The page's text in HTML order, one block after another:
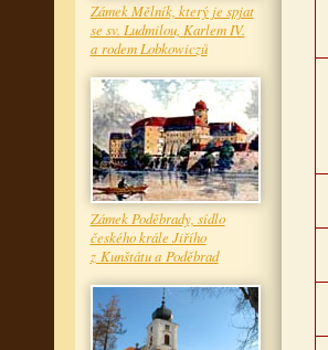
Zámek Mělník, který je spjat
se sv. Ludmilou, Karlem IV.
a rodem Lobkowiczů
Zámek Poděbrady, sídlo
českého krále Jiřího
z Kunštátu a Poděbrad